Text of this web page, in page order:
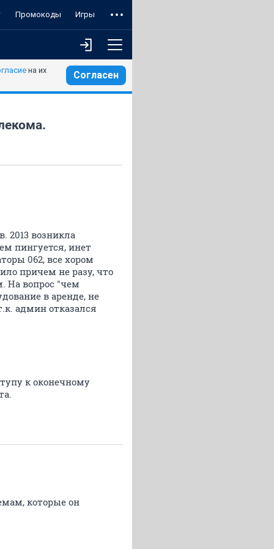
Промокоды Игры
на их
Согласен
2013 возникла
пингуется, инет
062, все хором
причем не разу, что
На вопрос "чем
в аренде, не
админ отказался
к оконечному
которые он